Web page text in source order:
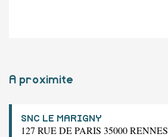
A proximite
SNC LE MARIGNY
127 RUE DE PARIS 35000 RENNES